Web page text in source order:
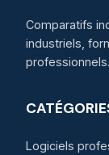
Comparatifs
industriels,
professionnels.
Logiciels